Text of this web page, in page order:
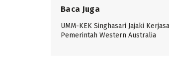
Baca Juga
UMM-KEK Singhasari Jajaki
Pemerintah Western Australia